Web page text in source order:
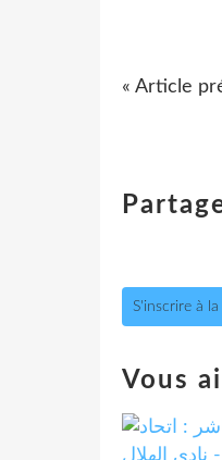
« Article
S'inscrire à
Vous